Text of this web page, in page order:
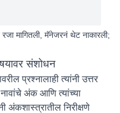
रजा मागितली, मॅनेजरनं थेट नाकारली;
संशोधन
प्रश्नालाही त्यांनी उत्तर
नावांचे अंक आणि त्यांच्या
अंकशास्त्रातील निरीक्षणे